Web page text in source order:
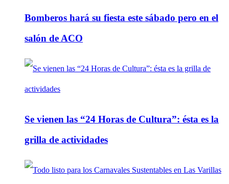
Bomberos hará su fiesta este sábado pero en el
salón de ACO
Se vienen las “24 Horas de Cultura”: ésta es la
grilla de actividades